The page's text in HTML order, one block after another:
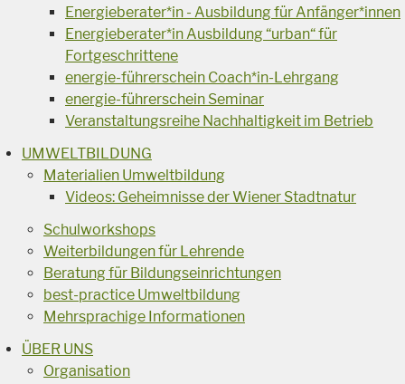
Energieberater*in - Ausbildung für Anfänger*innen
Energieberater*in Ausbildung “urban“ für
Fortgeschrittene
energie-führerschein Coach*in-Lehrgang
energie-führerschein Seminar
Veranstaltungsreihe Nachhaltigkeit im Betrieb
UMWELTBILDUNG
Materialien Umweltbildung
Videos: Geheimnisse der Wiener Stadtnatur
Schulworkshops
Weiterbildungen für Lehrende
Beratung für Bildungseinrichtungen
best-practice Umweltbildung
Mehrsprachige Informationen
ÜBER UNS
Organisation